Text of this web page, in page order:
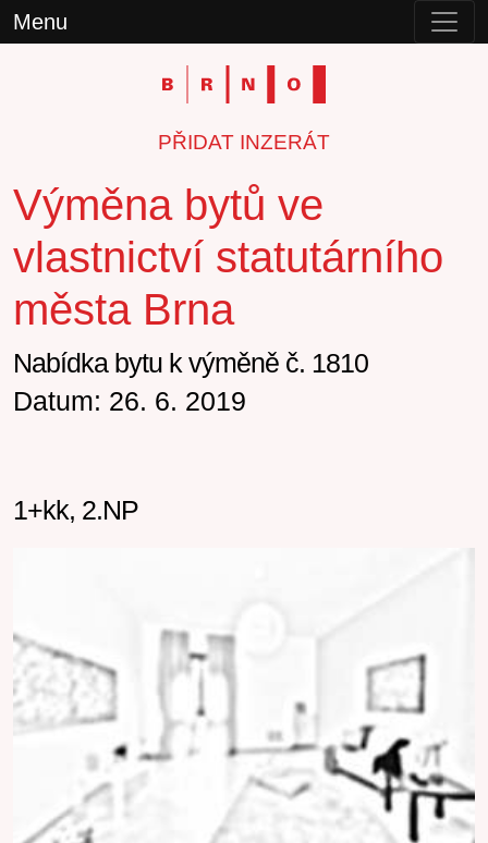
Menu
PŘIDAT INZERÁT
Výměna bytů ve
vlastnictví statutárního
města Brna
Nabídka bytu k výměně č. 1810
Datum: 26. 6. 2019
1+kk, 2.NP